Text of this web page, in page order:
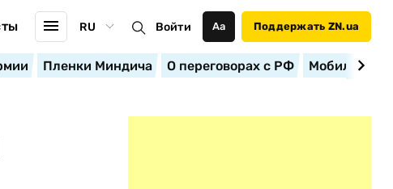
RU Войти Аа Поддержать ZN.ua
Пленки Миндича О переговорах с РФ